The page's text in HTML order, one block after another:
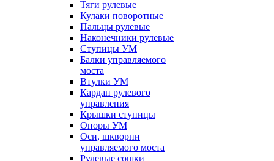
Тяги рулевые
Кулаки поворотные
Пальцы рулевые
Наконечники рулевые
Ступицы УМ
Балки управляемого
моста
Втулки УМ
Кардан рулевого
управления
Крышки ступицы
Опоры УМ
Оси, шкворни
управляемого моста
Рулевые сошки